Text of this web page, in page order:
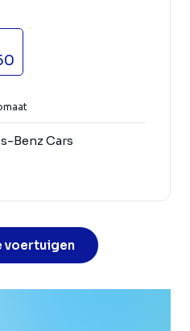
Benz Cars
voertuigen